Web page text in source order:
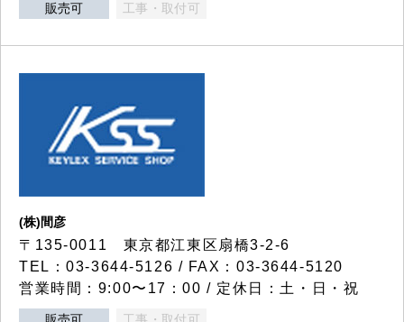
販売可 工事・取付可
(株)間彦
〒135-0011 東京都江東区扇橋3-2-6
TEL：03-3644-5126 / FAX：03-3644-5120
営業時間：9:00〜17：00 / 定休日：土・日・祝